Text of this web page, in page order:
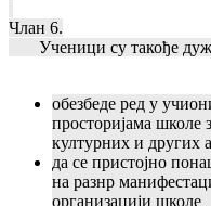
Члан 6.
Ученици су такође
обезбеде ред у
просторијама школе
културних и других
да се пристојно
на разнр
организацији школе